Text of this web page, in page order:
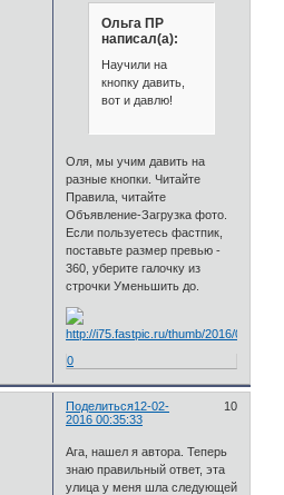
Ольга ПР
написал(а):
Научили на
кнопку давить,
вот и давлю!
Оля, мы учим давить на
разные кнопки. Читайте
Правила, читайте
Объявление-Загрузка фото.
Если пользуетесь фастпик,
поставьте размер превью -
360, уберите галочку из
строчки Уменьшить до.
0
Поделиться 10
12-02-
2016 00:35:33
Ага, нашел я автора. Теперь
знаю правильный ответ, эта
улица у меня шла следующей